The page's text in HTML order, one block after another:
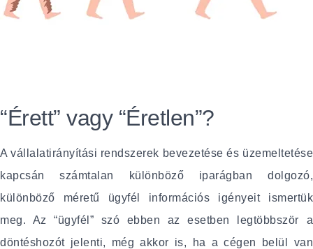
“Érett” vagy “Éretlen”?
A vállalatirányítási rendszerek bevezetése és üzemeltetése
kapcsán számtalan különböző iparágban dolgozó,
különböző méretű ügyfél információs igényeit ismertük
meg. Az “ügyfél” szó ebben az esetben legtöbbször a
döntéshozót jelenti, még akkor is, ha a cégen belül van